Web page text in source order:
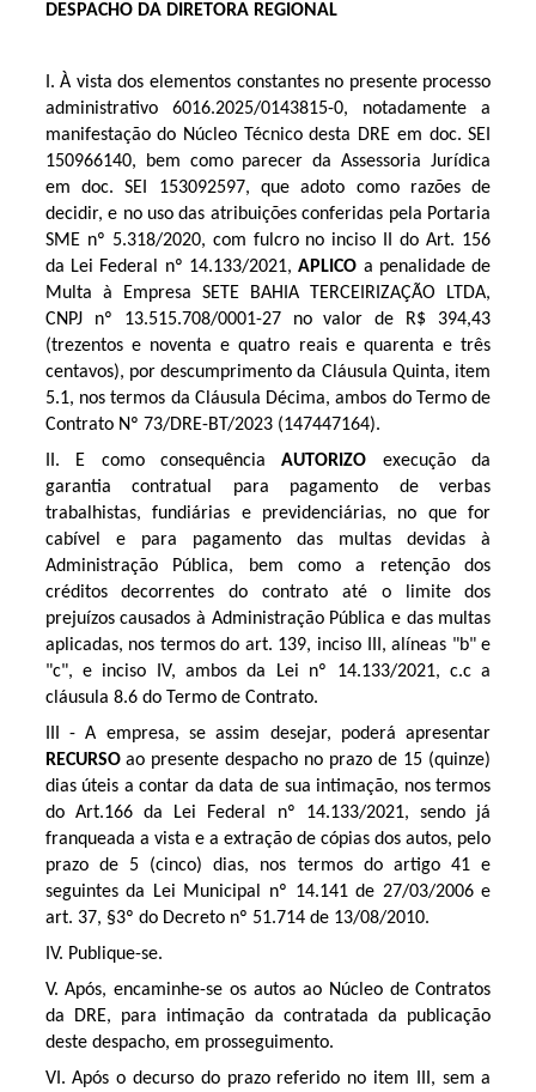
DESPACHO DA DIRETORA REGIONAL
I. À vista dos elementos constantes no presente processo
administrativo 6016.2025/0143815-0, notadamente a
manifestação do Núcleo Técnico desta DRE em doc. SEI
150966140, bem como parecer da Assessoria Jurídica
em doc. SEI 153092597, que adoto como razões de
decidir, e no uso das atribuições conferidas pela Portaria
SME nº 5.318/2020, com fulcro no inciso II do Art. 156
da Lei Federal nº 14.133/2021,APLICO a penalidade de
Multa à Empresa SETE BAHIA TERCEIRIZAÇÃO LTDA,
CNPJ nº 13.515.708/0001-27no valor de R$ 394,43
(trezentos e noventa e quatro reais e quarenta e três
centavos), por descumprimento da Cláusula Quinta, item
5.1, nos termos da Cláusula Décima, ambos do Termo de
Contrato Nº 73/DRE-BT/2023(147447164).
II. E como consequênciaAUTORIZO execução da
garantia contratual para pagamento de verbas
trabalhistas, fundiárias e previdenciárias, no que for
cabível e para pagamento das multas devidas à
Administração Pública, bem como a retenção dos
créditos decorrentes do contrato até o limite dos
prejuízos causados à Administração Pública e das multas
aplicadas, nos termos do art. 139, inciso III, alíneas "b" e
"c", e inciso IV, ambos da Lei nº 14.133/2021, c.c a
cláusula 8.6 do Termo de Contrato.
III - A empresa, se assim desejar, poderá apresentar
RECURSOao presente despacho no prazo de 15 (quinze)
dias úteis a contar da data de sua intimação, nos termos
do Art.166 da Lei Federal nº 14.133/2021, sendo já
franqueada a vista e a extração de cópias dos autos, pelo
prazo de 5 (cinco) dias, nos termos do artigo 41 e
seguintes da Lei Municipal nº 14.141 de 27/03/2006 e
art. 37, §3º do Decreto nº 51.714 de 13/08/2010.
IV. Publique-se.
V. Após, encaminhe-se os autos ao Núcleo de Contratos
da DRE, para intimação da contratada da publicação
deste despacho, em prosseguimento.
VI. Após o decurso do prazo referido no item III, sem a